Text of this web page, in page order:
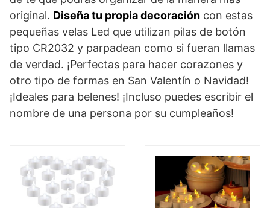
original. Diseña tu propia decoración con estas
pequeñas velas Led que utilizan pilas de botón
tipo CR2032 y parpadean como si fueran llamas
de verdad. ¡Perfectas para hacer corazones y
otro tipo de formas en San Valentín o Navidad!
¡Ideales para belenes! ¡Incluso puedes escribir el
nombre de una persona por su cumpleaños!